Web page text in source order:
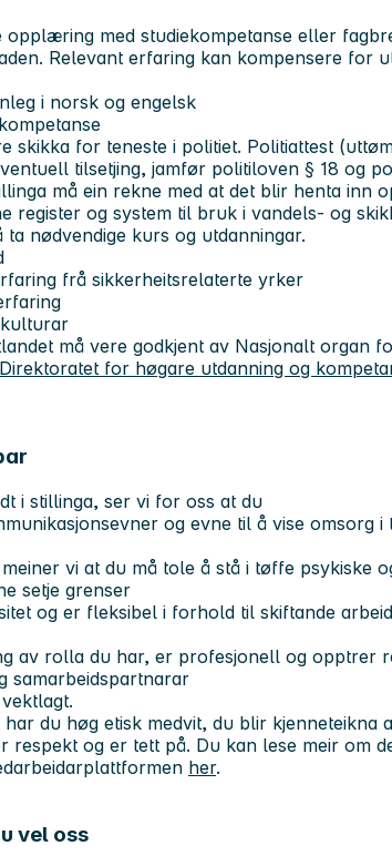
med studiekompetanse eller
Relevant erfaring kan kompensere for
i norsk og engelsk
skikka for teneste i politiet. Politiattest
tilsetjing, jamfør politiloven § 18 og
må ein rekne med at det blir henta inn
register og system til bruk i vandels- og
nødvendige kurs og utdanningar.
frå sikkerheitsrelaterte yrker
må vere godkjent av Nasjonalt organ
Direktoratet for høgare utdanning og
i stillinga, ser vi for oss at du
og evne til å vise omsorg i
vi at du må tole å stå i tøffe psykiske
setje grenser
og er fleksibel i forhold til skiftande
av rolla du har, er profesjonell og opptrer
samarbeidspartnarar
du høg etisk medvit, du blir kjenneteikna
respekt og er tett på. Du kan lese meir om
her.
vel oss